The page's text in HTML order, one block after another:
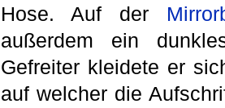
Hose. Auf der
außerdem ein
Gefreiter kleidete er
auf welcher die